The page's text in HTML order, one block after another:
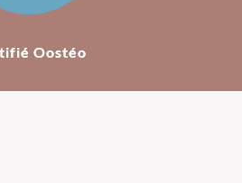
Oostéo